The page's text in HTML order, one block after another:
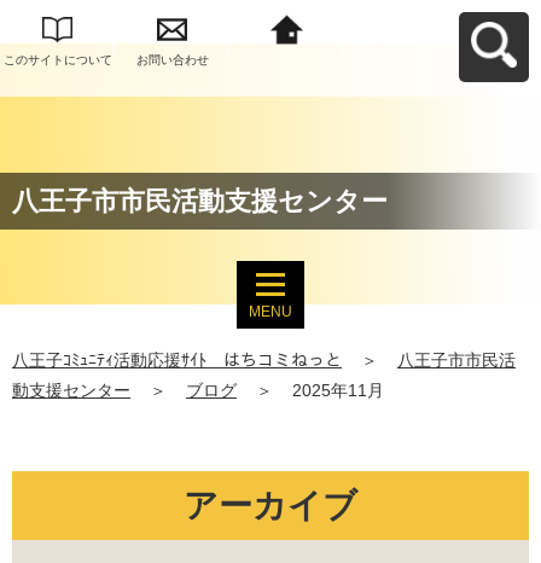
このサイトについて お問い合わせ
八王子市市民活動支援センター
MENU
八王子ｺﾐｭﾆﾃｨ活動応援ｻｲﾄ はちコミねっと ＞
八王子市市民活
動支援センター
＞ ブログ ＞ 2025年11月
アーカイブ